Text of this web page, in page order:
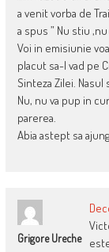
a venit vorba de
a spus ” Nu stiu
Voi in emisiunie
placut sa-l vad pe
Sinteza Zilei.
Nu, nu va pup in
parerea.
Abia astept sa
Grigore Ureche